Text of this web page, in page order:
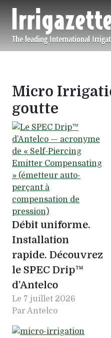
The leading International
Navigation principale
Micro
goutte
Débit uniforme.
Installation
rapide. Découvrez
le SPEC Drip™
d’Antelco
Le 7 juillet 2026
Par Antelco